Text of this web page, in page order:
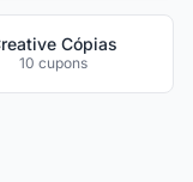
Cópias
10 cupons